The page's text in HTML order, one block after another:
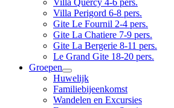
Villa Quercy 4-6 pers.
Villa Perigord 6-8 pers.
Gite Le Fournil 2-4 pers.
Gite La Chatiere 7-9 pers.
Gite La Bergerie 8-11 pers.
Le Grand Gite 18-20 pers.
Groepen
Huwelijk
Familiebijeenkomst
Wandelen en Excursies